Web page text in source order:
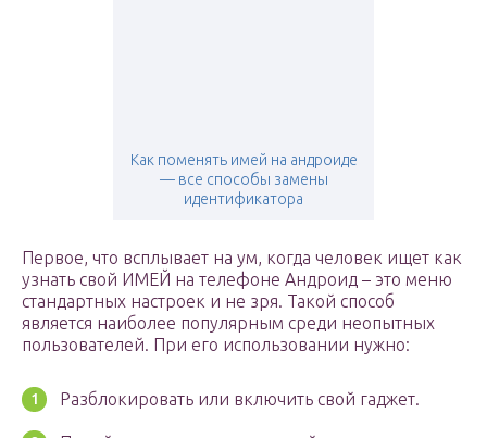
Как поменять имей на андроиде
— все способы замены
идентификатора
Первое, что всплывает на ум, когда человек ищет как
узнать свой ИМЕЙ на телефоне Андроид – это меню
стандартных настроек и не зря. Такой способ
является наиболее популярным среди неопытных
пользователей. При его использовании нужно:
Разблокировать или включить свой гаджет.